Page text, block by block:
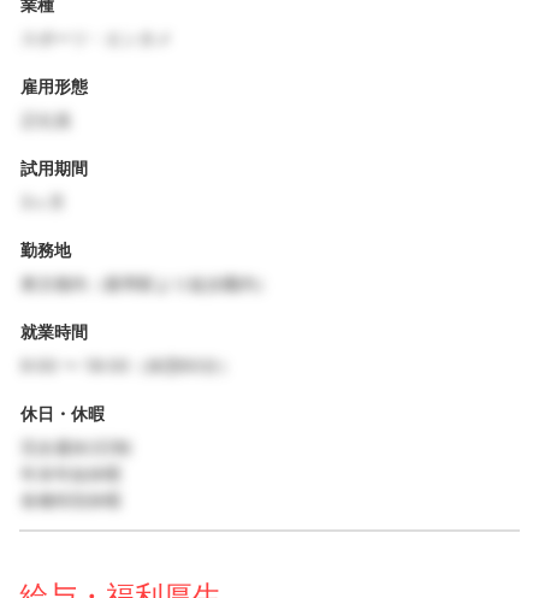
業種
雇用形態
試用期間
勤務地
東京都内（最寄駅より徒歩圏内）
就業時間
9:00 〜 18:00（休憩60分）
休日・休暇
完全週休2日制
年末年始休暇
各種特別休暇